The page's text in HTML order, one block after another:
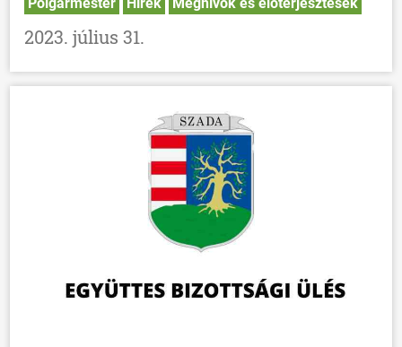
Polgármester Hírek Meghívók és előterjesztések
2023. július 31.